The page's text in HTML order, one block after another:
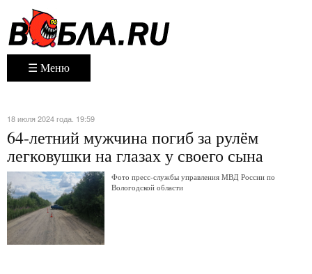
☰ Меню
18 июля 2024 года. 19:59
64-летний мужчина погиб за рулём
легковушки на глазах у своего сына
Фото пресс-службы управления МВД России по
Вологодской области